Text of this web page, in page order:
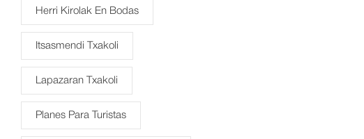
Herri Kirolak En Bodas
Itsasmendi Txakoli
Lapazaran Txakoli
Planes Para Turistas